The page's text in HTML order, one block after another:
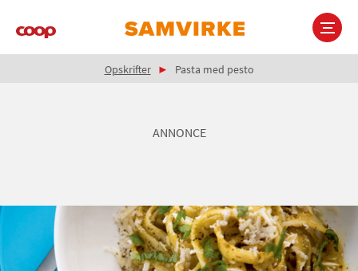
BrødkrummeOpskrifter Pasta med pesto
ANNONCE